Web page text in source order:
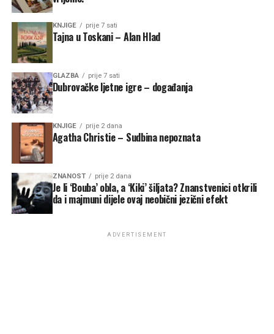
KNJIGE prije 7 sati
Tajna u Toskani – Alan Hlad
GLAZBA prije 7 sati
Dubrovačke ljetne igre – događanja
KNJIGE prije 2 dana
Agatha Christie – Sudbina nepoznata
ZNANOST prije 2 dana
Je li ‘Bouba’ obla, a ‘Kiki’ šiljata? Znanstvenici otkrili
da i majmuni dijele ovaj neobični jezični efekt
ADVERTISEMENT